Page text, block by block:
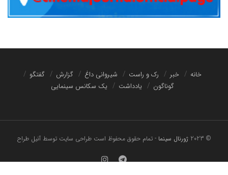
خانه خبر رک و راست شیروانی داغ گزارش
گفتگو
گوناگون
یادداشت یک سکانس سینمایی
© 2023 ژورنال سینما - تمام حقوق محفوظ استطراحی سایت توسط آنیل طراح